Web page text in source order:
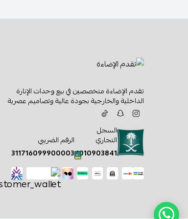
تقدم الإضاءة متخصصين في بيع وحدات الإنارة
الداخلية والخارجية بجودة عالية وتصاميم عصرية
السجل
التجاري
1010903841
الرقم الضريبي
311716099900003